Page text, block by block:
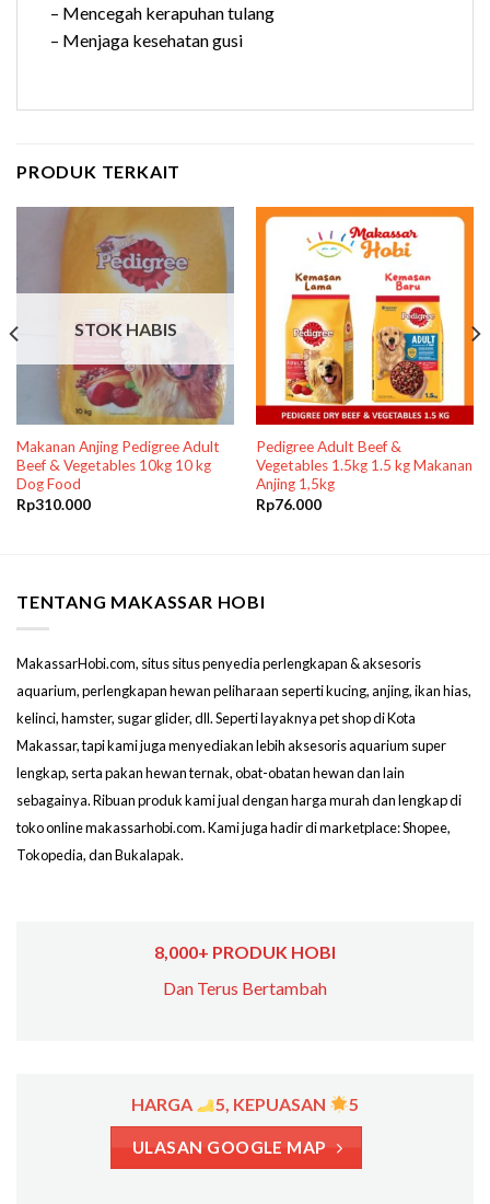
– Mencegah kerapuhan tulang
– Menjaga kesehatan gusi
PRODUK TERKAIT
STOK HABIS
Makanan Anjing Pedigree Adult
Beef & Vegetables 10kg 10 kg
Dog Food
Rp310.000
Pedigree Adult Beef &
Vegetables 1.5kg 1.5 kg Makanan
Anjing 1,5kg
Rp76.000
TENTANG MAKASSAR HOBI
MakassarHobi.com, situs situs penyedia perlengkapan & aksesoris
aquarium, perlengkapan hewan peliharaan seperti kucing, anjing, ikan hias,
kelinci, hamster, sugar glider, dll. Seperti layaknya pet shop di Kota
Makassar, tapi kami juga menyediakan lebih aksesoris aquarium super
lengkap, serta pakan hewan ternak, obat-obatan hewan dan lain
sebagainya. Ribuan produk kami jual dengan harga murah dan lengkap di
toko online makassarhobi.com. Kami juga hadir di marketplace: Shopee,
Tokopedia, dan Bukalapak.
8,000+ PRODUK HOBI
Dan Terus Bertambah
HARGA 5, KEPUASAN 5
ULASAN GOOGLE MAP